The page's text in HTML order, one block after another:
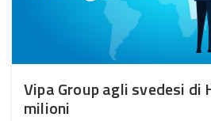
Vipa Group agli svedesi di
milioni